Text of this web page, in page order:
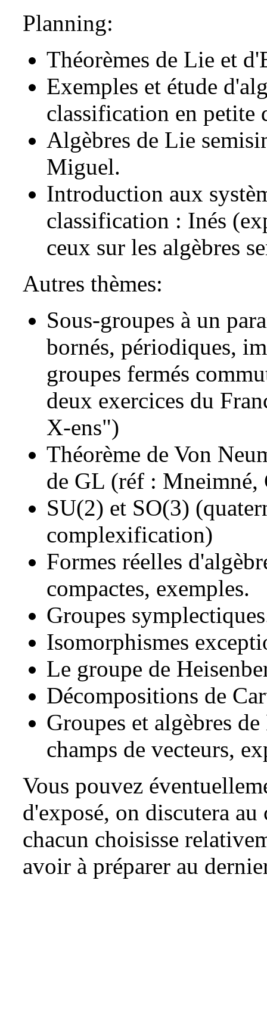
Planning:
Théorèmes de Lie et
Exemples et étude
classification en petite
Algèbres de Lie
Miguel.
Introduction aux
classification : Inés
ceux sur les algèbres
Autres thèmes:
Sous-groupes à un
bornés, périodiques,
groupes fermés
deux exercices du
X-ens")
Théorème de Von
de GL (réf : Mneimné,
SU(2) et SO(3)
complexification)
Formes réelles
compactes, exemples.
Groupes
Isomorphismes
Le groupe de
Décompositions de
Groupes et algèbres
champs de vecteurs,
Vous pouvez
d'exposé, on discutera
chacun choisisse
avoir à préparer au